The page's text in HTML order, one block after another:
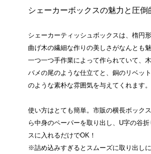
シェーカーボックスの魅力と圧倒
シェーカーティッシュボックスは、楕円
曲げ木の繊細な作りの美しさがなんとも魅
一つ一つ手作業によって作られていて、
バメの尾のような仕立てと、銅のリベッ
のような素朴な雰囲気を与えてくれます。
使い方はとても簡単。市販の横長ボック
ら中身のペーパーを取り出し、U字の谷
スに入れるだけでOK！
※詰め込みすぎるとスムーズに取り出し